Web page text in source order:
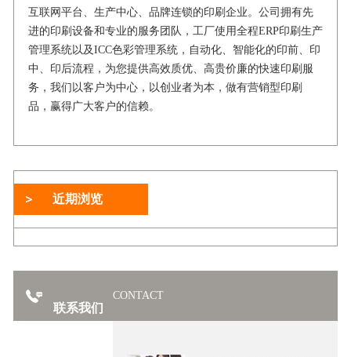
互联网平台、生产中心、品牌连锁的印刷企业。公司拥有先
进的印刷设备和专业的服务团队，工厂使用全程ERP印刷生产
管理系统以及ICC色彩管理系统，自动化、智能化的印前、印
中、印后流程，为您提供高效质优、高贵价廉的快速印刷服
务，我们以客户为中心，以创业者为本，做有营销型印刷
品，赢得广大客户的信赖。
近期浏览
联系我们
CONTACT